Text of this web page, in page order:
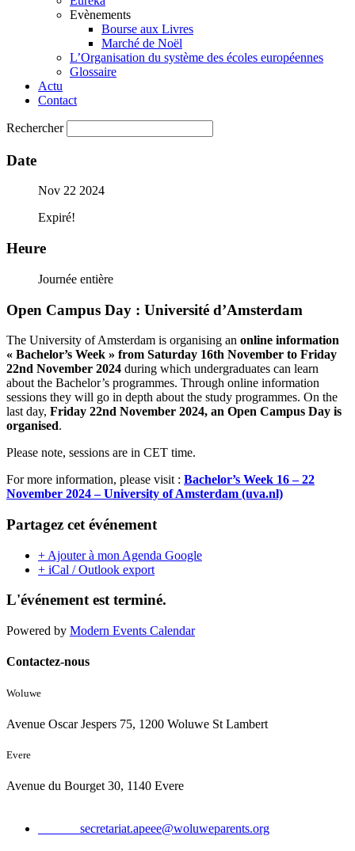
Evènements
Bourse aux Livres
Marché de Noël
L’Organisation du système des écoles européennes
Glossaire
Actu
Contact
Rechercher
Date
Nov 22 2024
Expiré!
Heure
Journée entière
Open Campus Day : Université d’Amsterdam
The University of Amsterdam is organising an online information
« Bachelor’s Week » from Saturday 16th November to Friday
22nd November 2024 during which undergraduates can learn
about the Bachelor’s programmes. Through online information
sessions they will go in depth about the study programmes. On the
last day, Friday 22nd November 2024, an Open Campus Day is
organised.
Please note, sessions are in CET time.
For more information, please visit : Bachelor’s Week 16 – 22
November 2024 – University of Amsterdam (uva.nl)
Partagez cet événement
+ Ajouter à mon Agenda Google
+ iCal / Outlook export
L'événement est terminé.
Powered by Modern Events Calendar
Contactez-nous
Woluwe
Avenue Oscar Jespers 75, 1200 Woluwe St Lambert
Evere
Avenue du Bourget 30, 1140 Evere
secretariat.apeee@woluweparents.org